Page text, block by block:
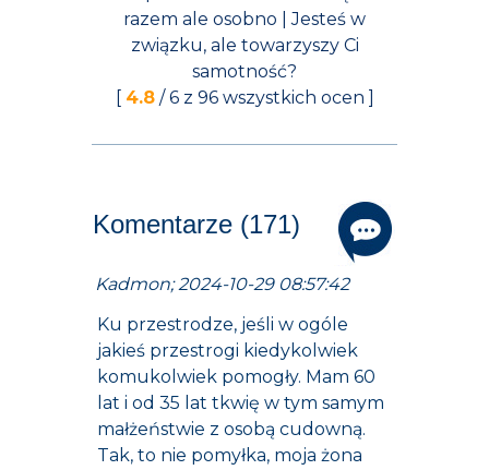
razem ale osobno | Jesteś w
związku, ale towarzyszy Ci
samotność?
[ 4.8/6z 96wszystkich ocen ]
Komentarze (171)
Kadmon; 2024-10-29 08:57:42
Ku przestrodze, jeśli w ogóle
jakieś przestrogi kiedykolwiek
komukolwiek pomogły. Mam 60
lat i od 35 lat tkwię w tym samym
małżeństwie z osobą cudowną.
Tak, to nie pomyłka, moja żona